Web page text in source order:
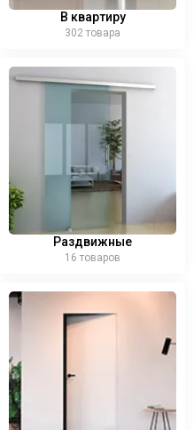
В квартиру
302 товара
Раздвижные
16 товаров